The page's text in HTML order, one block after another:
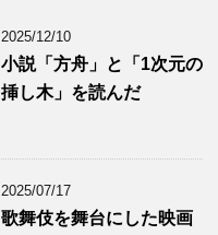
2025/12/10
小説「方舟」と「1次元の
挿し木」を読んだ
2025/07/17
歌舞伎を舞台にした映画